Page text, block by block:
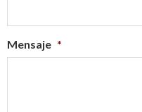
Mensaje *